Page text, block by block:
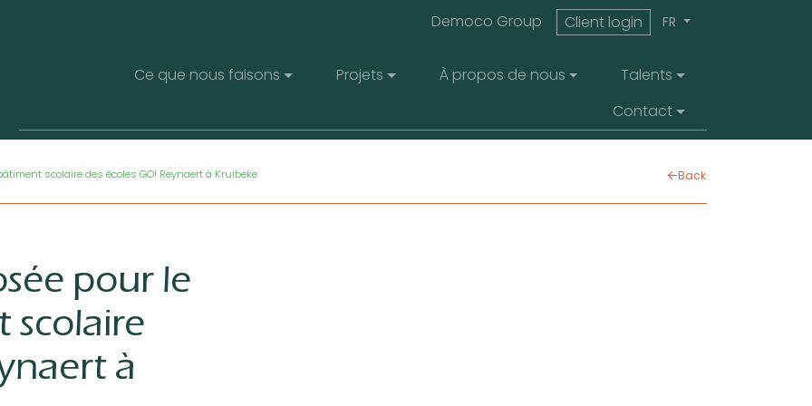
Navigation principaleCe que nous faisons Projets À propos de nous
Talents
Contact
top menu
Democo Group Client login FR
scolaire des écoles GO! Reynaert à Kruibeke Back
pour le
scolaire
à